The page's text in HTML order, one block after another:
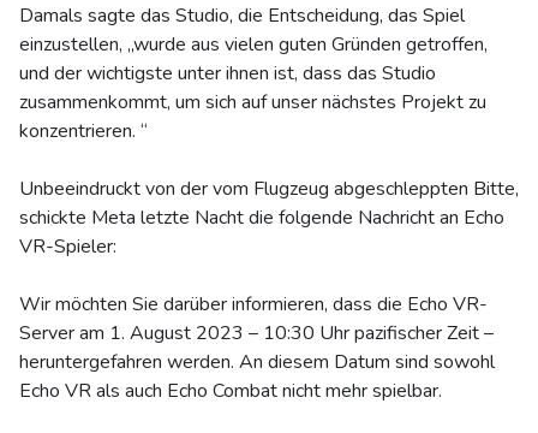
Damals sagte das Studio, die Entscheidung, das Spiel
einzustellen, „wurde aus vielen guten Gründen getroffen,
und der wichtigste unter ihnen ist, dass das Studio
zusammenkommt, um sich auf unser nächstes Projekt zu
konzentrieren. “
Unbeeindruckt von der vom Flugzeug abgeschleppten Bitte,
schickte Meta letzte Nacht die folgende Nachricht an Echo
VR-Spieler:
Wir möchten Sie darüber informieren, dass die Echo VR-
Server am 1. August 2023 – 10:30 Uhr pazifischer Zeit –
heruntergefahren werden. An diesem Datum sind sowohl
Echo VR als auch Echo Combat nicht mehr spielbar.